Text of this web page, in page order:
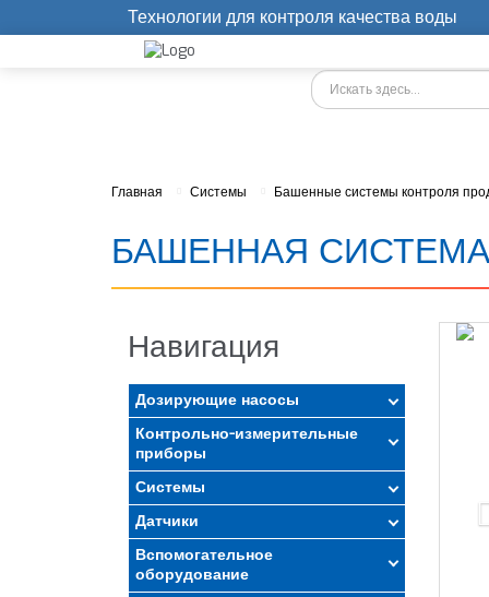
Технологии для контроля качества воды
Главная Системы Башенные системы контроля
БАШЕННАЯ СИСТЕМА
Навигация
Дозирующие насосы
Контрольно-измерительные
приборы
Системы
Датчики
Вспомогательное
оборудование